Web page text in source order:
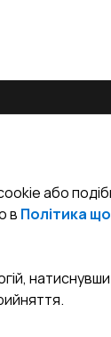
або
в Політика